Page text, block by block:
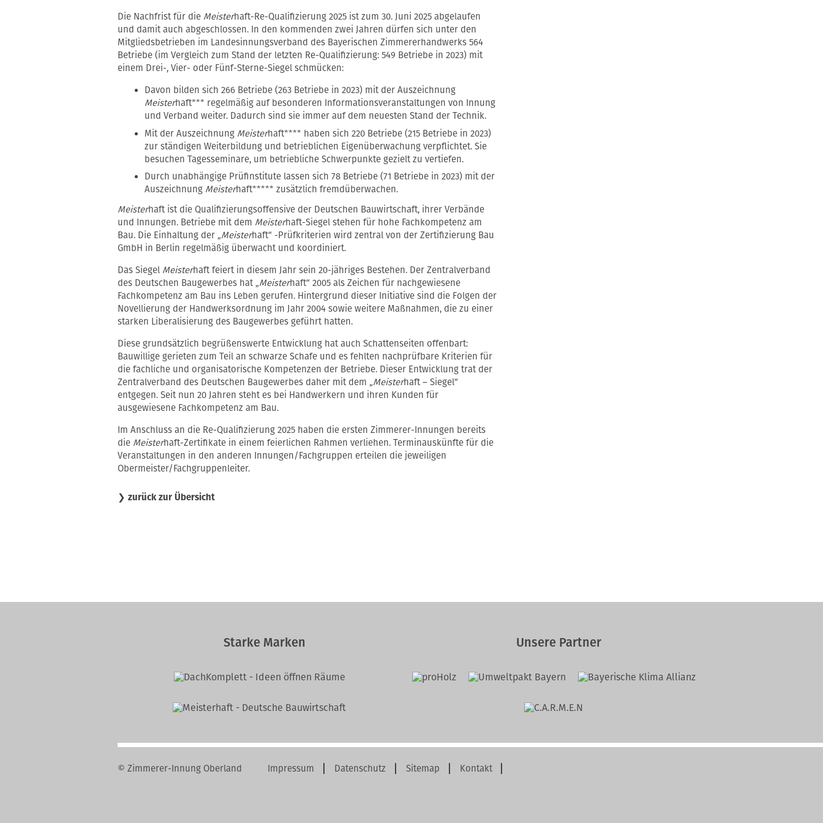
Die Nachfrist für die Meisterhaft-Re-Qualifizierung 2025 ist zum 30. Juni 2025 abgelaufen
und damit auch abgeschlossen. In den kommenden zwei Jahren dürfen sich unter den
Mitgliedsbetrieben im Landesinnungsverband des Bayerischen Zimmererhandwerks 564
Betriebe (im Vergleich zum Stand der letzten Re-Qualifizierung: 549 Betriebe in 2023) mit
einem Drei-, Vier- oder Fünf-Sterne-Siegel schmücken:
Davon bilden sich 266 Betriebe (263 Betriebe in 2023) mit der Auszeichnung
Meisterhaft*** regelmäßig auf besonderen Informationsveranstaltungen von Innung
und Verband weiter. Dadurch sind sie immer auf dem neuesten Stand der Technik.
Mit der Auszeichnung Meisterhaft**** haben sich 220 Betriebe (215 Betriebe in 2023)
zur ständigen Weiterbildung und betrieblichen Eigenüberwachung verpflichtet. Sie
besuchen Tagesseminare, um betriebliche Schwerpunkte gezielt zu vertiefen.
Durch unabhängige Prüfinstitute lassen sich 78 Betriebe (71 Betriebe in 2023) mit der
Auszeichnung Meisterhaft***** zusätzlich fremdüberwachen.
Meisterhaft ist die Qualifizierungsoffensive der Deutschen Bauwirtschaft, ihrer Verbände
und Innungen. Betriebe mit dem Meisterhaft-Siegel stehen für hohe Fachkompetenz am
Bau. Die Einhaltung der „Meisterhaft“ -Prüfkriterien wird zentral von der Zertifizierung Bau
GmbH in Berlin regelmäßig überwacht und koordiniert.
Das Siegel Meisterhaft feiert in diesem Jahr sein 20-jähriges Bestehen. Der Zentralverband
des Deutschen Baugewerbes hat „Meisterhaft“ 2005 als Zeichen für nachgewiesene
Fachkompetenz am Bau ins Leben gerufen. Hintergrund dieser Initiative sind die Folgen der
Novellierung der Handwerksordnung im Jahr 2004 sowie weitere Maßnahmen, die zu einer
starken Liberalisierung des Baugewerbes geführt hatten.
Diese grundsätzlich begrüßenswerte Entwicklung hat auch Schattenseiten offenbart:
Bauwillige gerieten zum Teil an schwarze Schafe und es fehlten nachprüfbare Kriterien für
die fachliche und organisatorische Kompetenzen der Betriebe. Dieser Entwicklung trat der
Zentralverband des Deutschen Baugewerbes daher mit dem „Meisterhaft – Siegel“
entgegen. Seit nun 20 Jahren steht es bei Handwerkern und ihren Kunden für
ausgewiesene Fachkompetenz am Bau.
Im Anschluss an die Re-Qualifizierung 2025 haben die ersten Zimmerer-Innungen bereits
die Meisterhaft-Zertifikate in einem feierlichen Rahmen verliehen. Terminauskünfte für die
Veranstaltungen in den anderen Innungen/Fachgruppen erteilen die jeweiligen
Obermeister/Fachgruppenleiter.
❯ zurück zur Übersicht
Starke Marken Unsere Partner
© Zimmerer-Innung Oberland
Navigation
Impressum Datenschutz Sitemap Kontakt